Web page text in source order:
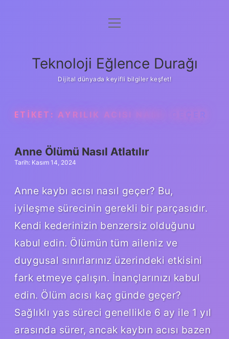
Anasayfa
Yasal Uyarı
menüyü
Teknoloji Eğlence Durağı
Dijital dünyada keyifli bilgiler keşfet!
ETIKET: AYRILIK ACISI NASIL GEÇER
Anne Ölümü Nasıl Atlatılır
Tarih: Kasım 14, 2024
Anne kaybı acısı nasıl geçer? Bu,
iyileşme sürecinin gerekli bir parçasıdır.
Kendi kederinizin benzersiz olduğunu
kabul edin. Ölümün tüm aileniz ve
duygusal sınırlarınız üzerindeki etkisini
fark etmeye çalışın. İnançlarınızı kabul
edin. Ölüm acısı kaç günde geçer?
Sağlıklı yas süreci genellikle 6 ay ile 1 yıl
arasında sürer, ancak kaybın acısı bazen